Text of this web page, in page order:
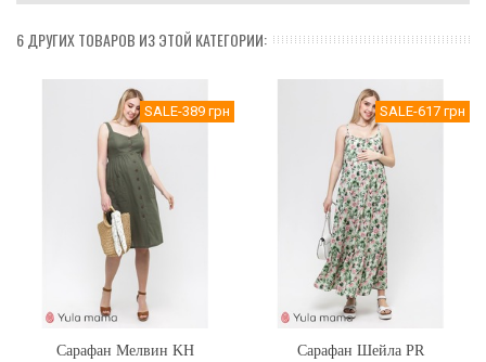
6 ДРУГИХ ТОВАРОВ ИЗ ЭТОЙ КАТЕГОРИИ:
SALE-389 грн
Сарафан Мелвин KH
SALE-617 грн
Сарафан Шейла PR